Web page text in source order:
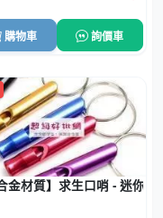
購物車 詢價車
夾櫻花髮圈套裝
金材質】求生口哨 - 迷你防